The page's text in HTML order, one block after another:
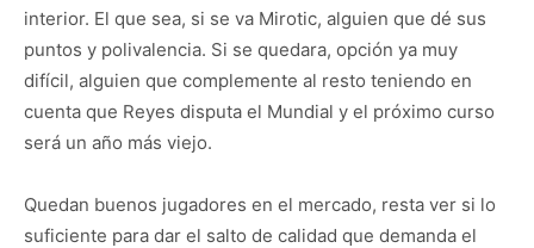
interior. El que sea, si se va Mirotic, alguien que dé sus
puntos y polivalencia. Si se quedara, opción ya muy
difícil, alguien que complemente al resto teniendo en
cuenta que Reyes disputa el Mundial y el próximo curso
será un año más viejo.
Quedan buenos jugadores en el mercado, resta ver si lo
suficiente para dar el salto de calidad que demanda el